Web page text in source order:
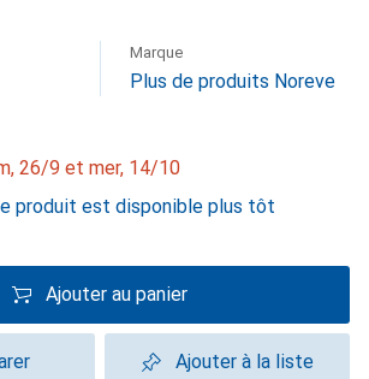
Marque
Plus de produits Noreve
26/9 et mer, 14/10
produit est disponible plus tôt
Ajouter au panier
Ajouter à la liste